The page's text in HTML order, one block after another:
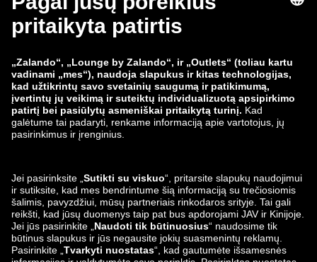
zalando-lounge.co.uk
zalando-lounge.lt zalando-lounge.sk
zalando-lounge.ro zalando-lounge.hr
zalando-lounge.lu zalando-lounge.ee
zalando-lounge.lv zalando-lounge.no